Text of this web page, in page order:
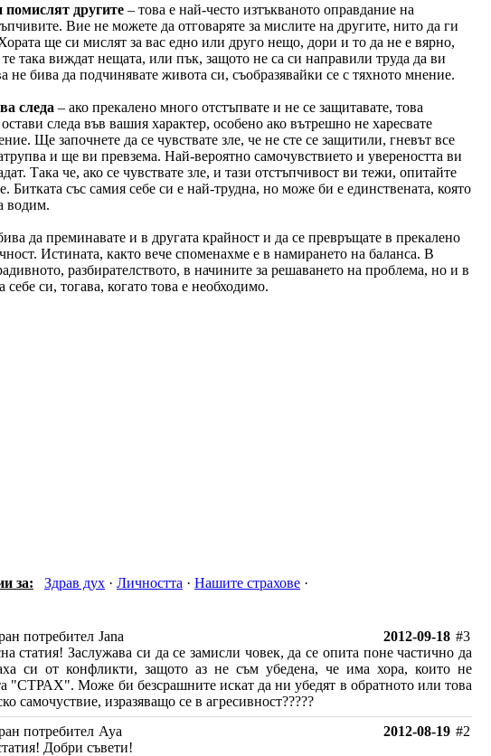
другите – това е най-често изтъкваното оправдание на
Вие не можете да отговаряте за мислите на другите, нито да ги
ще си мислят за вас едно или друго нещо, дори и то да не е вярно,
така виждат нещата, или пък, защото не са си направили труда да ви
не бива да подчинявате живота си, съобразявайки се с тяхното мнение.
следа – ако прекалено много отстъпвате и не се защитавате, това
следа във вашия характер, особено ако вътрешно не харесвате
Ще започнете да се чувствате зле, че не сте се защитили, гневът все
и ще ви превзема. Най-вероятно самочувствието и увереността ви
Така че, ако се чувствате зле, и тази отстъпчивост ви тежи, опитайте
Битката със самия себе си е най-трудна, но може би е единствената, която
водим.
да преминавате и в другата крайност и да се превръщате в прекалено
Истината, както вече споменахме е в намирането на баланса. В
разбирателството, в начините за решаването на проблема, но и в
себе си, тогава, когато това е необходимо.
за: Здрав дух · Личността · Нашите страхове ·
2012-09-18 #3
Jana
статия! Заслужава си да се замисли човек, да се опита поне частично да
си от конфликти, защото аз не съм убедена, че има хора, които не
"СТРАХ". Може би безсрашните искат да ни убедят в обратното или това
самочуствие, изразяващо се в агресивност?????
2012-08-19 #2
Aya
Добри съвети!